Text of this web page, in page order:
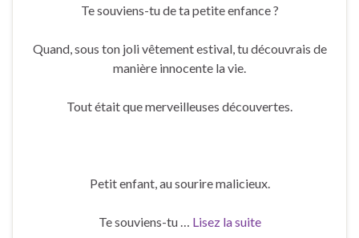
Te souviens-tu de ta petite enfance ?
Quand, sous ton joli vêtement estival, tu découvrais de
manière innocente la vie.
Tout était que merveilleuses découvertes.
Petit enfant, au sourire malicieux.
Te souviens-tu … Lisez la suite